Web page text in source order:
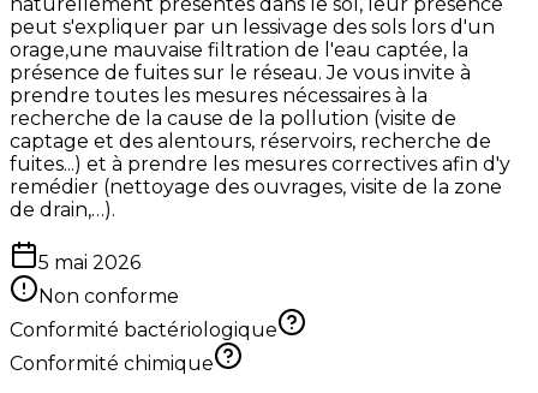
peut s'expliquer par un lessivage des sols lors d'un
orage,une mauvaise filtration de l'eau captée, la
présence de fuites sur le réseau. Je vous invite à
prendre toutes les mesures nécessaires à la
recherche de la cause de la pollution (visite de
captage et des alentours, réservoirs, recherche de
fuites...) et à prendre les mesures correctives afin d'y
remédier (nettoyage des ouvrages, visite de la zone
de drain,…).
5 mai 2026
Non conforme
Conformité bactériologique
Conformité chimique